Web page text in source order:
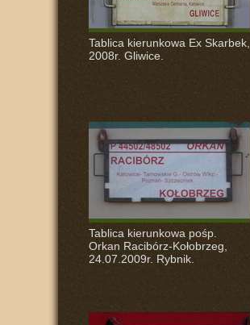
Tablica kierunkowa Ex Skarbek,
2008r. Gliwice.
Tablica kierunkowa pośp.
Orkan Racibórz-Kołobrzeg,
24.07.2009r. Rybnik.